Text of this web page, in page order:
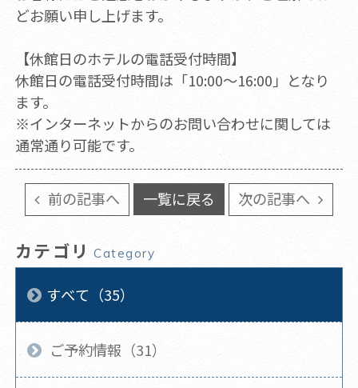
どお願い申し上げます。
【休館日のホテルの電話受付時間】
休館日の電話受付時間は「10:00～16:00」となり
ます。
※インターネットからのお問い合わせに関しては
通常通り可能です。
前の記事へ 一覧に戻る 次の記事へ
カテゴリ Category
すべて（35）
ご予約情報（31）